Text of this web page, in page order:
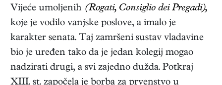
Vijeće umoljenih (Rogati, Consiglio dei Pregadi),
koje je vodilo vanjske poslove, a imalo je
karakter senata. Taj zamršeni sustav vladavine
bio je uređen tako da je jedan kolegij mogao
nadzirati drugi, a svi zajedno dužda. Potkraj